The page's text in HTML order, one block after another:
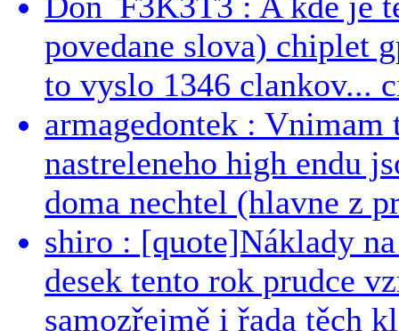
povedane slova) chiplet
to vyslo 1346 clankov...
armagedontek : Vnimam
nastreleneho high endu
doma nechtel (hlavne z
shiro : [quote]Náklady
desek tento rok prudce
samozřejmě i řada těch